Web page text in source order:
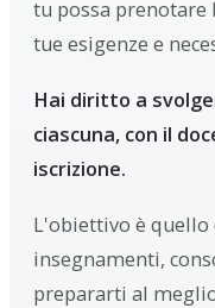
tu possa prenotare
tue esigenze e
Hai diritto a
ciascuna, con il
iscrizione.
L'obiettivo è
insegnamenti,
prepararti al